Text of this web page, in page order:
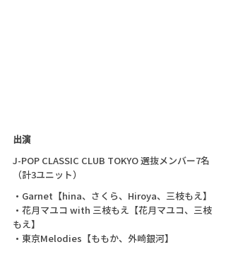
出演
J-POP CLASSIC CLUB TOKYO 選抜メンバー7名
（計3ユニット）
・Garnet【hina、さくら、Hiroya、三枝もえ】
・花月マユコ with 三枝もえ【花月マユコ、三枝
もえ】
・東京Melodies【ももか、外崎銀河】